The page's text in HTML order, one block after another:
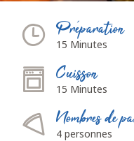
Préparation
15 Minutes
Cuisson
15 Minutes
Nombres de
4 personnes